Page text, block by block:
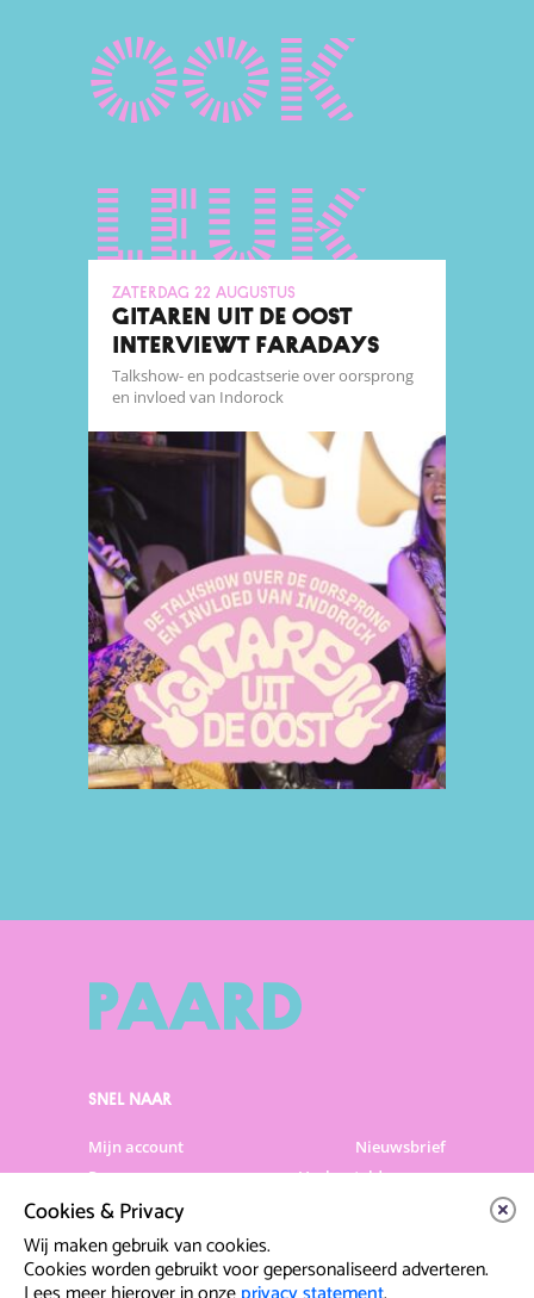
ook
leuk
zaterdag 22 augustus
GITAREN UIT DE OOST
INTERVIEWT FARADAYS
Talkshow- en podcastserie over oorsprong
en invloed van Indorock
SNEL NAAR
Mijn account
Nieuwsbrief
Programma
Veelgestelde vragen
Partners & Sponsoren
Artiesten info
Cookies & Privacy
Wij maken gebruik van cookies.
Cookies worden gebruikt voor gepersonaliseerd adverteren.